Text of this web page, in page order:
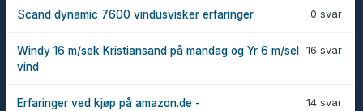
0 svar
Scand dynamic 7600 vindusvisker erfaringer
16 svar
Windy 16 m/sek Kristiansand på mandag og Yr 6 m/sel
vind
14 svar
Erfaringer ved kjøp på amazon.de -